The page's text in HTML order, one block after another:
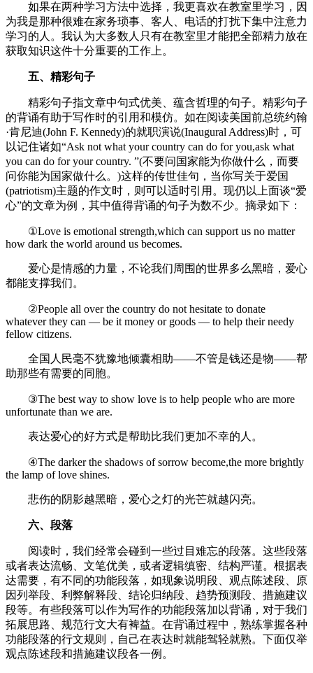
如果在两种学习方法中选择，我更喜欢在教室里学习，因
为我是那种很难在家务琐事、客人、电话的打扰下集中注意力
学习的人。我认为大多数人只有在教室里才能把全部精力放在
获取知识这件十分重要的工作上。
五、精彩句子
精彩句子指文章中句式优美、蕴含哲理的句子。精彩句子
的背诵有助于写作时的引用和模仿。如在阅读美国前总统约翰
·肯尼迪(John F. Kennedy)的就职演说(Inaugural Address)时，可
以记住诸如“Ask not what your country can do for you,ask what
you can do for your country. ”(不要问国家能为你做什么，而要
问你能为国家做什么。)这样的传世佳句，当你写关于爱国
(patriotism)主题的作文时，则可以适时引用。现仍以上面谈“爱
心”的文章为例，其中值得背诵的句子为数不少。摘录如下：
①Love is emotional strength,which can support us no matter
how dark the world around us becomes.
爱心是情感的力量，不论我们周围的世界多么黑暗，爱心
都能支撑我们。
②People all over the country do not hesitate to donate
whatever they can ― be it money or goods ― to help their needy
fellow citizens.
全国人民毫不犹豫地倾囊相助――不管是钱还是物――帮
助那些有需要的同胞。
③The best way to show love is to help people who are more
unfortunate than we are.
表达爱心的好方式是帮助比我们更加不幸的人。
④The darker the shadows of sorrow become,the more brightly
the lamp of love shines.
悲伤的阴影越黑暗，爱心之灯的光芒就越闪亮。
六、段落
阅读时，我们经常会碰到一些过目难忘的段落。这些段落
或者表达流畅、文笔优美，或者逻辑缜密、结构严谨。根据表
达需要，有不同的功能段落，如现象说明段、观点陈述段、原
因列举段、利弊解释段、结论归纳段、趋势预测段、措施建议
段等。有些段落可以作为写作的功能段落加以背诵，对于我们
拓展思路、规范行文大有裨益。在背诵过程中，熟练掌握各种
功能段落的行文规则，自己在表达时就能驾轻就熟。下面仅举
观点陈述段和措施建议段各一例。